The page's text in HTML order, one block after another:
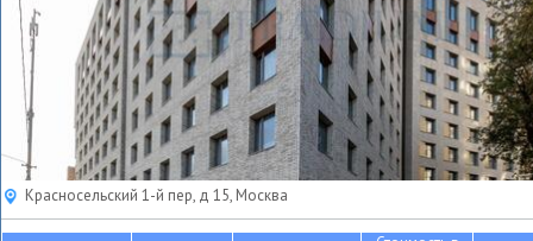
Красносельский 1-й пер, д 15, Москва